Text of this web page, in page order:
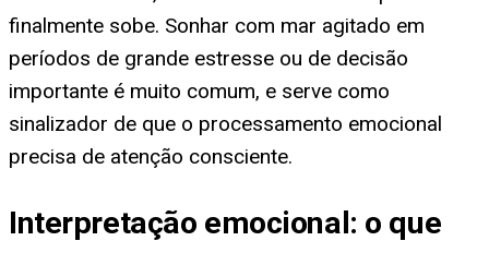
finalmente sobe. Sonhar com mar agitado em
períodos de grande estresse ou de decisão
importante é muito comum, e serve como
sinalizador de que o processamento emocional
precisa de atenção consciente.
Interpretação emocional: o que